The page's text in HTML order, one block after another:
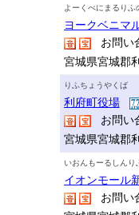
よーくべにまるりふ
ヨークベニマ
お問い
宮城県宮城郡
りふちょうやくば
利府町役場
お問い
宮城県宮城郡
いおんもーるしんり
イオンモール
お問い